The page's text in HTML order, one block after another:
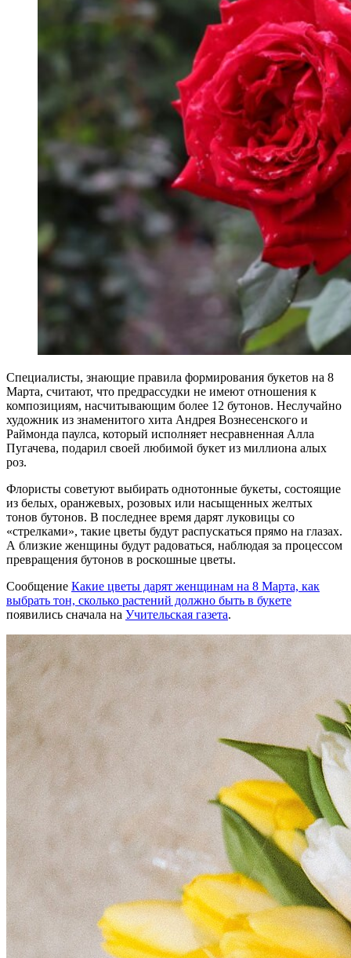
Специалисты, знающие правила формирования букетов на 8
Марта, считают, что предрассудки не имеют отношения к
композициям, насчитывающим более 12 бутонов. Неслучайно
художник из знаменитого хита Андрея Вознесенского и
Раймонда паулса, который исполняет несравненная Алла
Пугачева, подарил своей любимой букет из миллиона алых
роз.
Флористы советуют выбирать однотонные букеты, состоящие
из белых, оранжевых, розовых или насыщенных желтых
тонов бутонов. В последнее время дарят луковицы со
«стрелками», такие цветы будут распускаться прямо на глазах.
А близкие женщины будут радоваться, наблюдая за процессом
превращения бутонов в роскошные цветы.
Сообщение Какие цветы дарят женщинам на 8 Марта, как
выбрать тон, сколько растений должно быть в букете
появились сначала на Учительская газета.